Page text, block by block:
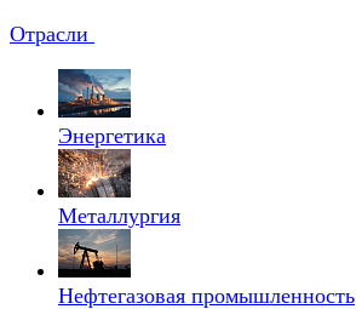
Отрасли
Энергетика
Металлургия
Нефтегазовая промышленность